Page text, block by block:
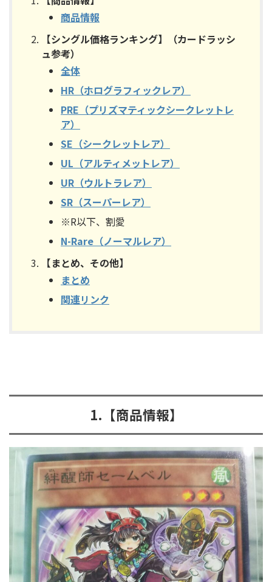
商品情報
【シングル価格ランキング】（カードラッシ
ュ参考）
全体
HR（ホログラフィックレア）
PRE（プリズマティックシークレットレ
ア）
SE（シークレットレア）
UL（アルティメットレア）
UR（ウルトラレア）
SR（スーパーレア）
※R以下、割愛
N-Rare（ノーマルレア）
【まとめ、その他】
まとめ
関連リンク
1.【商品情報】